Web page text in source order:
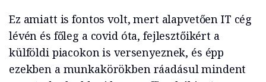
Ez amiatt is fontos volt, mert alapvetően IT cég
lévén és főleg a covid óta, fejlesztőikért a
külföldi piacokon is versenyeznek, és épp
ezekben a munkakörökben ráadásul mindent